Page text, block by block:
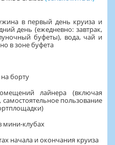
в первый день круиза и
день (ежедневно: завтрак,
буфеты), вода, чай и
в зоне буфета
борту
лайнера (включая
пользование
мини-клубах
начала и окончания круиза